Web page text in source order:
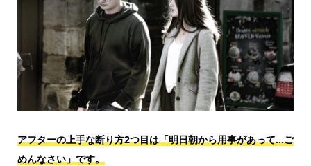
アフターの上手な断り方2つ目は「明日朝から用事があって…ご
めんなさい」です。